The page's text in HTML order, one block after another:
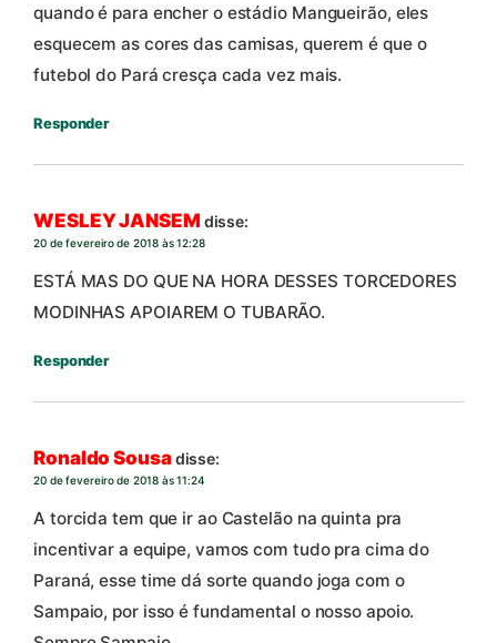
quando é para encher o estádio Mangueirão, eles
esquecem as cores das camisas, querem é que o
futebol do Pará cresça cada vez mais.
Responder
WESLEY JANSEM disse:
20 de fevereiro de 2018 às 12:28
ESTÁ MAS DO QUE NA HORA DESSES TORCEDORES
MODINHAS APOIAREM O TUBARÃO.
Responder
Ronaldo Sousadisse:
20 de fevereiro de 2018 às 11:24
A torcida tem que ir ao Castelão na quinta pra
incentivar a equipe, vamos com tudo pra cima do
Paraná, esse time dá sorte quando joga com o
Sampaio, por isso é fundamental o nosso apoio.